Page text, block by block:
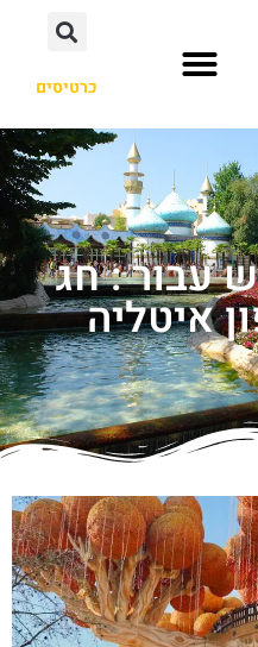
כרטיסים
עבור : חג
איטליה